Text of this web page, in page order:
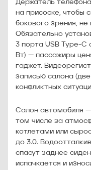
Держатель
на присоске, чтобы
бокового зрения,
Обязательно
3 порта USB Type-C
Вт) — пассажиры
гаджет.
записью салона
конфликтных
Салон автомобиля
том числе за
котлетами или
до 3.0.
спасут заднее
испачкается и